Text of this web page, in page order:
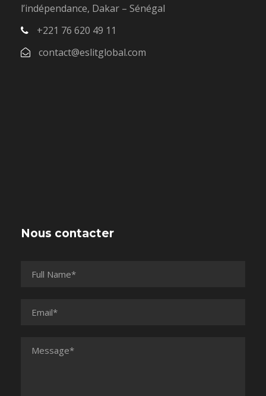
l’indépendance, Dakar – Sénégal
+221 76 620 49 11
contact@eslitglobal.com
Nous contacter